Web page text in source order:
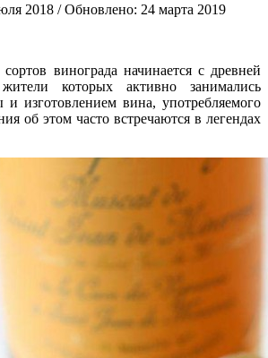
2018 / Обновлено: 24 марта 2019
винограда начинается с древней
которых активно занимались
изготовлением вина, употребляемого
об этом часто встречаются в легендах